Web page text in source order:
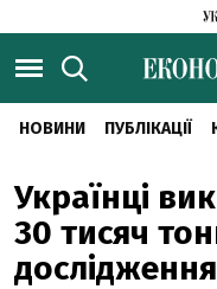
НОВИНИ ПУБЛІКАЦІЇ
Українці
30 тисяч
дослідження